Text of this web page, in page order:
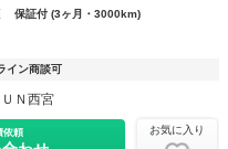
保証付 (3ヶ月・3000km)
イン商談可
Ｎ西宮
依頼 お気に入り